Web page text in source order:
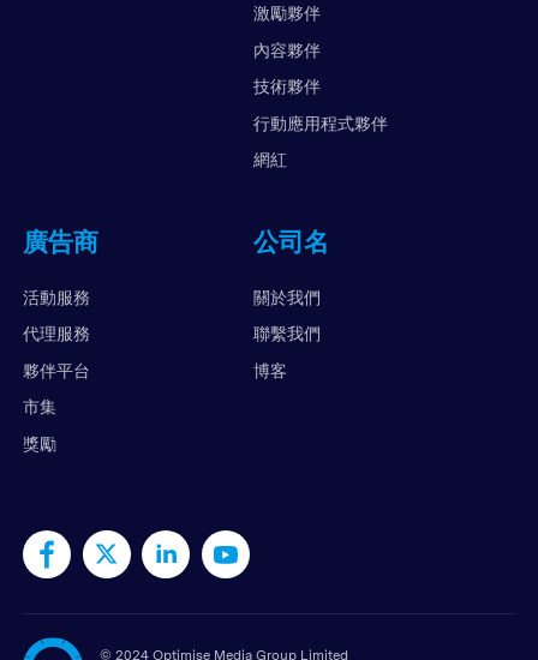
激勵夥伴
內容夥伴
技術夥伴
行動應用程式夥伴
網紅
廣告商
活動服務
代理服務
夥伴平台
市集
獎勵
公司名
關於我們
聯繫我們
博客
© 2024 Optimise Media Group Limited